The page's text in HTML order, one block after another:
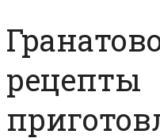
рецепты